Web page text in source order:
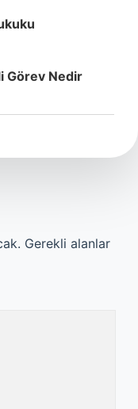
Görev Nedir
Gerekli alanlar